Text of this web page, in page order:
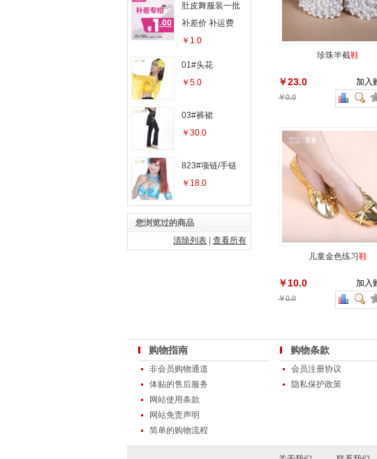
珍珠半截鞋
￥23.0 加入
￥0.0
儿童金色练习 鞋
￥10.0 加入
￥0.0
肚皮舞服装一批
补差价 补运费
￥1.0
01#头花
￥5.0
03#裤裙
￥30.0
823#项链/手链
￥18.0
您浏览过的商品
清除列表
查看所有
购物指南
非会员购物通道
体贴的售后服务
网站使用条款
网站免责声明
简单的购物流程
购物条款
会员注册协议
隐私保护政策